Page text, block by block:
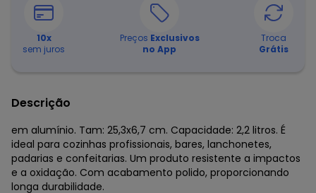
10x
sem juros
Preços Exclusivos
no App
Troca
Grátis
Descrição
em alumínio. Tam: 25,3x6,7 cm. Capacidade: 2,2 litros. É
ideal para cozinhas profissionais, bares, lanchonetes,
padarias e confeitarias. Um produto resistente a impactos
e a oxidação. Com acabamento polido, proporcionando
longa durabilidade.